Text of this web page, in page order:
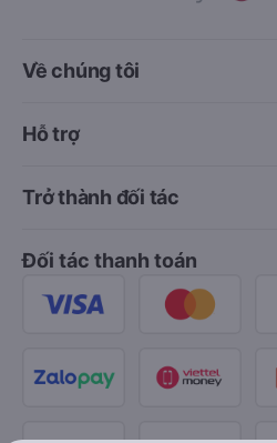
Về chúng tôi
Hỗ trợ
Trở thành đối tác
Đối tác thanh toán